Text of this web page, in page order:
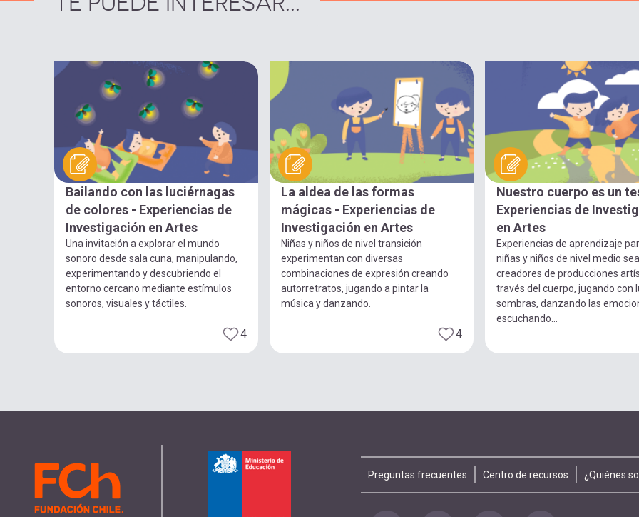
Bailando con las luciérnagas
de colores - Experiencias de
Investigación en Artes
Una invitación a explorar el mundo
sonoro desde sala cuna, manipulando,
experimentando y descubriendo el
entorno cercano mediante estímulos
sonoros, visuales y táctiles.
4
La aldea de las formas
mágicas - Experiencias de
Investigación en Artes
Niñas y niños de nivel transición
experimentan con diversas
combinaciones de expresión creando
autorretratos, jugando a pintar la
música y danzando.
4
Nuestro cuerpo es un
Experiencias de
en Artes
Experiencias de aprendizaje
niñas y niños de nivel medio
creadores de producciones
través del cuerpo, jugando con
sombras, danzando las
escuchando...
Footer
Preguntas frecuentes Centro de recursos ¿Quiénes